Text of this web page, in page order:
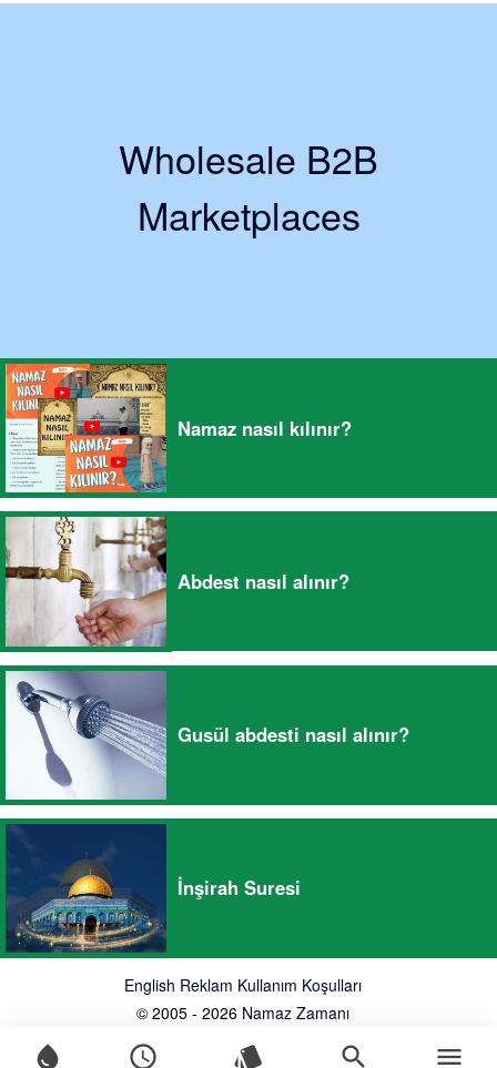
water_drop schedule style search menu
Wholesale B2B
Marketplaces
Namaz nasıl kılınır?
Abdest nasıl alınır?
Gusül abdesti nasıl alınır?
İnşirah Suresi
English Reklam Kullanım Koşulları
© 2005 - 2026 Namaz Zamanı